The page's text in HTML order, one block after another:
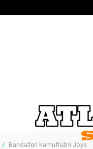
Bandažeri kamuflažni Joya